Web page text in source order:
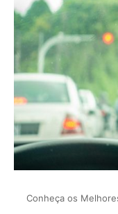
Conheça os